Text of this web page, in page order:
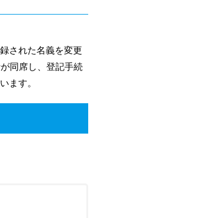
された名義を変更
同席し、登記手続
ます。